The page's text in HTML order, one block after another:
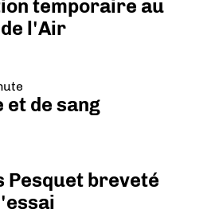
temporaire au
l'Air
et de sang
Pesquet breveté